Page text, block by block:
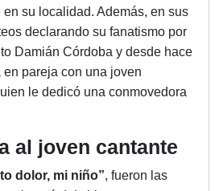
en su localidad. Además, en sus
declarando su fanatismo por
Damián Córdoba y desde hace
pareja con una joven
le dedicó una conmovedora
al joven cantante
dolor, mi niño”, fueron las